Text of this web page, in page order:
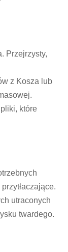
Przejrzysty,
z Kosza lub
które
utraconych
twardego.